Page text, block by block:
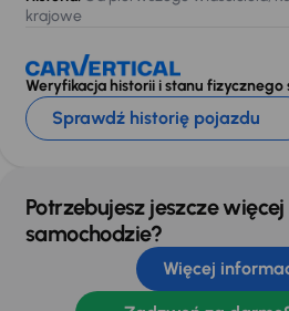
krajowe
Weryfikacja historii i stanu fizycznego
Sprawdź historię pojazdu
Potrzebujesz jeszcze
samochodzie?
Więcej